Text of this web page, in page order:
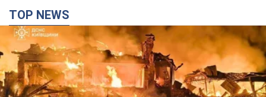
трое людей, среди них – ребенок. Фото
Также есть пострадавшие из-за атаки врага
2 часа назад 35,1 т.
"Верните Федорова": в городах Украины уже